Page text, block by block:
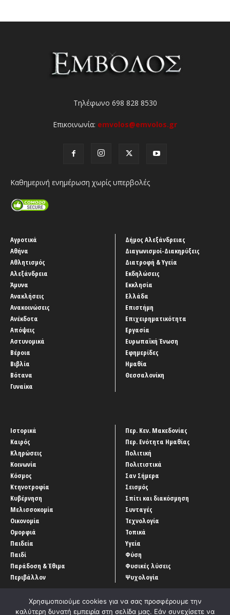
Τηλέφωνο 698 828 8530
Επικοινωνία: emvolos@emvolos.gr
Καθημερινή ενημέρωση χωρίς υπερβολές
Αγροτικά
Αθήνα
Αθλητισμός
Αλεξάνδρεια
Άμυνα
Ανακλήσεις
Ανακοινώσεις
Ανέκδοτα
Απόψεις
Αστυνομικά
Βέροια
Βιβλία
Βότανα
Γυναίκα
Δήμος Αλεξάνδρειας
Διαγωνισμοί-Διακηρύξεις
Διατροφή & Υγεία
Εκδηλώσεις
Εκκλησία
Ελλάδα
Επιστήμη
Επιχειρηματικότητα
Εργασία
Ευρωπαϊκή Ένωση
Εφημερίδες
Ημαθία
Θεσσαλονίκη
Ιστορικά
Καιρός
Κληρώσεις
Κοινωνία
Κόσμος
Κτηνοτροφία
Κυβέρνηση
Μελισσοκομία
Οικονομία
Ομορφιά
Παιδεία
Παιδί
Παράδοση & Έθιμα
Περιβάλλον
Περ. Κεν. Μακεδονίας
Περ. Ενότητα Ημαθίας
Πολιτική
Πολιτιστικά
Σαν Σήμερα
Σεισμός
Σπίτι και διακόσμηση
Συνταγές
Τεχνολογία
Τοπικά
Υγεία
Φύση
Φυσικές λύσεις
Ψυχολογία
Χρησιμοποιούμε cookies για να σας προσφέρουμε την
καλύτερη δυνατή εμπειρία στη σελίδα μας. Εάν συνεχίσετε να